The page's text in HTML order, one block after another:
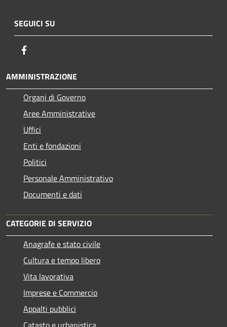
SEGUICI SU
AMMINISTRAZIONE
Organi di Governo
Aree Amministrative
Uffici
Enti e fondazioni
Politici
Personale Amministrativo
Documenti e dati
CATEGORIE DI SERVIZIO
Anagrafe e stato civile
Cultura e tempo libero
Vita lavorativa
Imprese e Commercio
Appalti pubblici